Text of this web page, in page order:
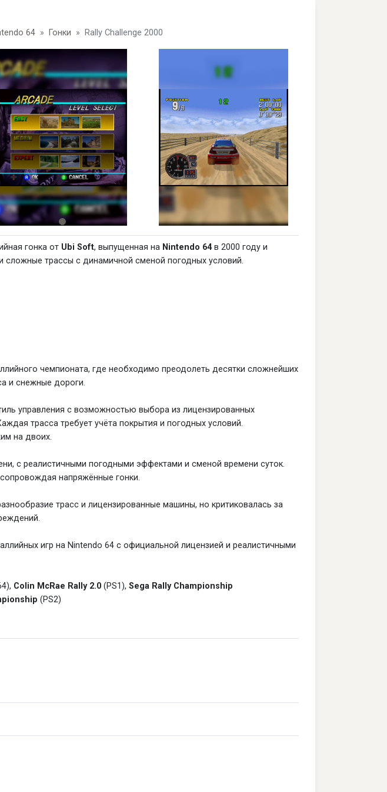
64 Гонки Rally Challenge 2000
гонка от Ubi Soft, выпущенная на Nintendo 64в 2000 году и
трассы с динамичной сменой погодных условий.
чемпионата, где необходимо преодолеть десятки сложнейших
и снежные дороги.
управления с возможностью выбора из лицензированных
трасса требует учёта покрытия и погодных условий.
на двоих.
с реалистичными погодными эффектами и сменой времени суток.
напряжённые гонки.
трасс и лицензированные машины, но критиковалась за
игр на Nintendo 64 с официальной лицензией и реалистичными
Colin McRae Rally 2.0(PS1), Sega Rally Championship
(PS2)